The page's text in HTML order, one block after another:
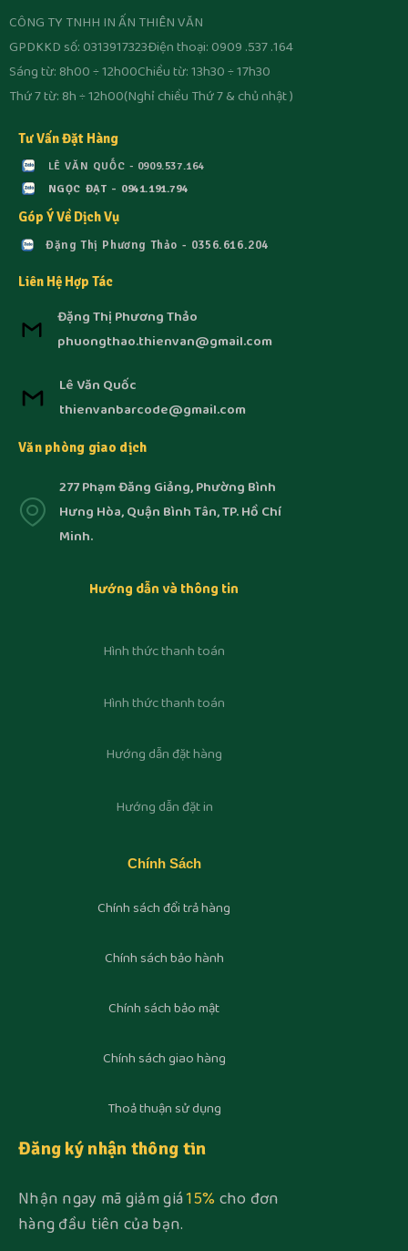
CÔNG TY TNHH IN ẤN THIÊN VĂN
GPDKKD số: 0313917323Điện thoại: 0909 .537 .164
Sáng từ: 8h00 ÷ 12h00Chiều từ: 13h30 ÷ 17h30
Thứ 7 từ: 8h ÷ 12h00(Nghỉ chiều Thứ 7 & chủ nhật )
Tư Vấn Đặt Hàng
LÊ VĂN QUỐC - 0909.537.164
NGỌC ĐẠT - 0941.191.794
Góp Ý Về Dịch Vụ
Đặng Thị Phương Thảo - 0356.616.204
Liên Hệ Hợp Tác
Đặng Thị Phương Thảo
phuongthao.thienvan@gmail.com
Lê Văn Quốc
thienvanbarcode@gmail.com
Văn phòng giao dịch
277 Phạm Đăng Giảng, Phường Bình
Hưng Hòa, Quận Bình Tân, TP. Hồ Chí
Minh.
Hướng dẫn và thông tin
Hình thức thanh toán
Hình thức thanh toán
Hướng dẫn đặt hàng
Hướng dẫn đặt in
Chính Sách
Chính sách đổi trả hàng
Chính sách bảo hành
Chính sách bảo mật
Chính sách giao hàng
Thoả thuận sử dụng
Đăng ký nhận thông tin
Nhận ngay mã giảm giá15%cho đơn
hàng đầu tiên của bạn.